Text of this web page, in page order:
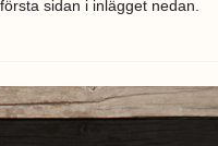
sidan i inlägget nedan.